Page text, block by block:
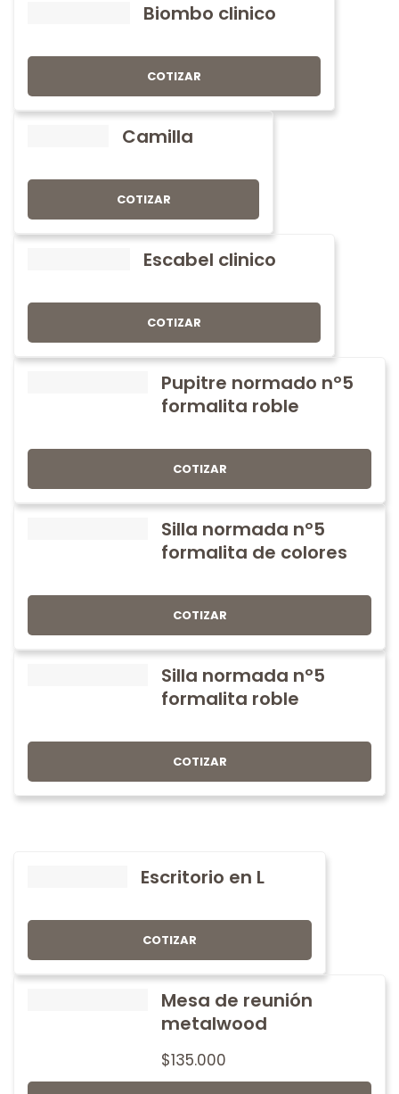
Biombo clinico
COTIZAR
Camilla
COTIZAR
Escabel clinico
COTIZAR
Pupitre normado nº5
formalita roble
COTIZAR
Silla normada nº5
formalita de colores
COTIZAR
Silla normada nº5
formalita roble
COTIZAR
Escritorio en L
COTIZAR
Mesa de reunión
metalwood
$135.000